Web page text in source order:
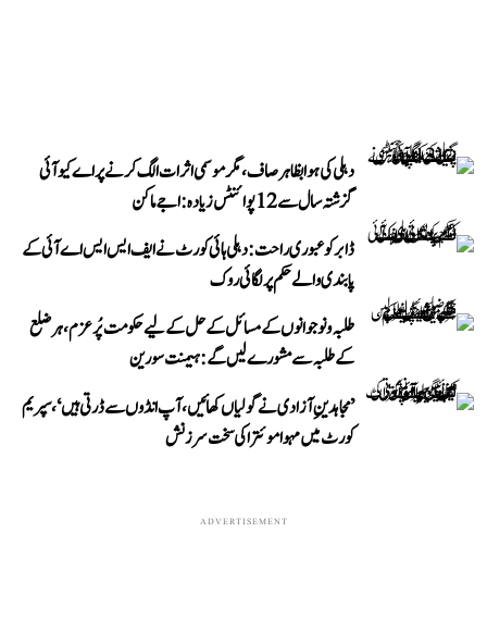
دہلی کی ہوا بظاہر صاف، مگر موسمی اثرات الگ کرنے پر اے کیو آئی
گزشتہ سال سے 12 پوائنٹس زیادہ: اجے ماکن
ڈابر کو عبوری راحت: دہلی ہائی کورٹ نے ایف ایس ایس اے آئی کے
پابندی والے حکم پر لگائی روک
طلبہ و نوجوانوں کے مسائل کے حل کے لیے حکومت پُرعزم، ہر ضلع
کے طلبہ سے مشورے لیں گے: ہیمنت سورین
’مجاہدینِ آزادی نے گولیاں کھائیں، آپ انڈوں سے ڈرتی ہیں‘، سپریم
کورٹ میں مہوا موئترا کی سخت سرزنش
ADVERTISEMENT